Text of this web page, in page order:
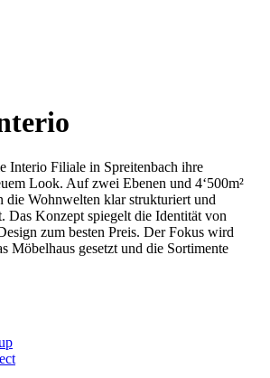
Interio Filiale in Spreitenbach ihre
Look. Auf zwei Ebenen und 4‘500m²
die Wohnwelten klar strukturiert und
Das Konzept spiegelt die Identität von
zum besten Preis. Der Fokus wird
Möbelhaus gesetzt und die Sortimente